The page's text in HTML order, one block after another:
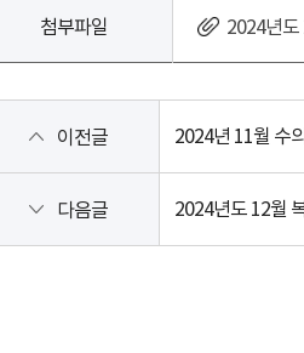
첨부파일 2024년
이전글 2024년 11월 수
다음글 2024년도 12월